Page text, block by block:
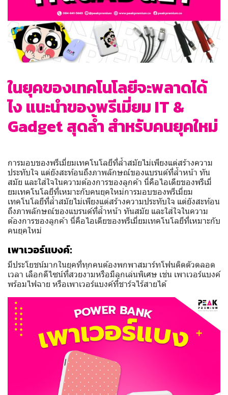
ในยุคของเทคโนโลยีจะพลาดได้
ไง แนะนำของพรีเมี่ยม IT &
Gadget สุดล้ำ สำหรับคนยุคใหม่
การมอบของพรีเมี่ยมเทคโนโลยีที่ล้ำสมัยไม่เพียงแต่สร้างความ
ประทับใจ แต่ยังสะท้อนถึงภาพลักษณ์ของแบรนด์ที่ล้ำหน้า ทัน
สมัย และใส่ใจในความต้องการของลูกค้า นี่คือไอเดียของพรีเมี่
ยมเทคโนโลยีที่เหมาะกับคนยุคใหม่การมอบของพรีเมี่ยม
เทคโนโลยีที่ล้ำสมัยไม่เพียงแต่สร้างความประทับใจ แต่ยังสะท้อน
ถึงภาพลักษณ์ของแบรนด์ที่ล้ำหน้า ทันสมัย และใส่ใจในความ
ต้องการของลูกค้า นี่คือไอเดียของพรีเมี่ยมเทคโนโลยีที่เหมาะกับ
คนยุคใหม่
เพาเวอร์แบงค์:
มีประโยชน์มากในยุคที่ทุกคนต้องพกพาสมาร์ทโฟนติดตัวตลอด
เวลา เลือกดีไซน์ที่สวยงามหรือมีลูกเล่นพิเศษ เช่น เพาเวอร์แบงค์
พร้อมไฟฉาย หรือเพาเวอร์แบงค์ที่ชาร์จไร้สายได้